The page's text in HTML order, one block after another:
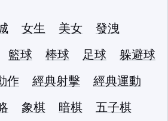
女生 美女
發洩
籃球 棒球 足球
躲避球
作 經典射擊
經典運動
象棋 暗棋
五子棋